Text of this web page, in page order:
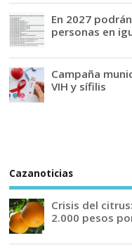
En 2027
personas en
Campaña
VIH y sífilis
Cazanoticias
Crisis del
2.000 pesos